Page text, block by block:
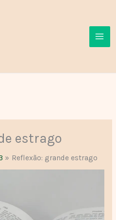
estrago
Reflexão: grande estrago